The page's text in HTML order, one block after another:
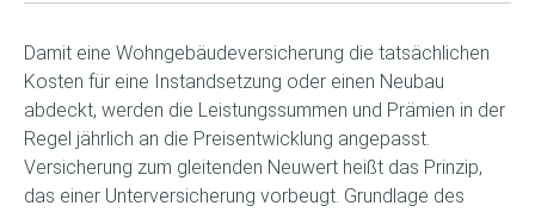
Damit eine Wohngebäudeversicherung die tatsächlichen
Kosten für eine Instandsetzung oder einen Neubau
abdeckt, werden die Leistungssummen und Prämien in der
Regel jährlich an die Preisentwicklung angepasst.
Versicherung zum gleitenden Neuwert heißt das Prinzip,
das einer Unterversicherung vorbeugt. Grundlage des